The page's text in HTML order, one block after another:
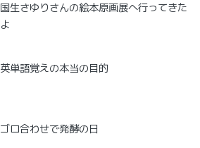
国生さゆりさんの絵本原画展へ行ってきた
よ
英単語覚えの本当の目的
ゴロ合わせで発酵の日